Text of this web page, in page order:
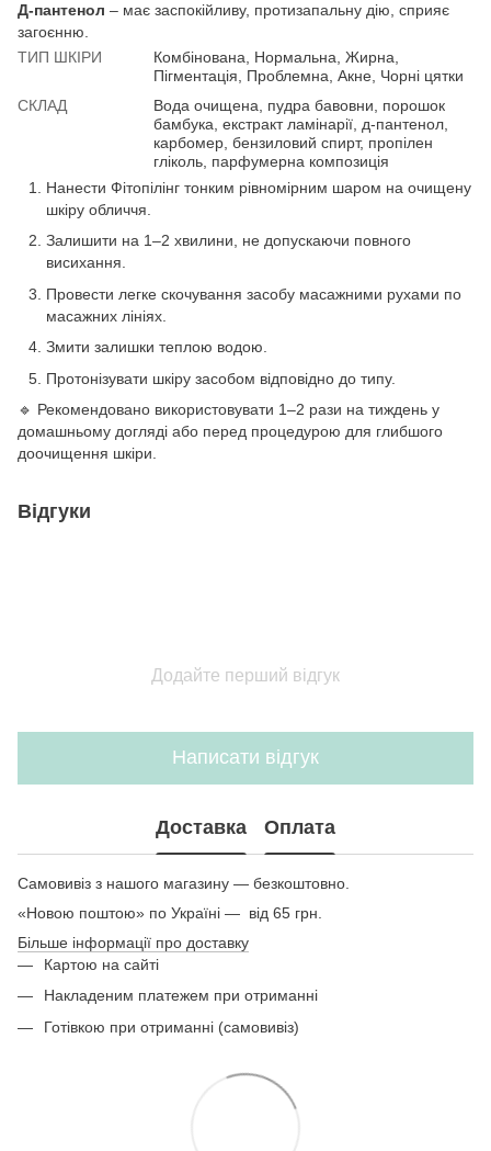
Д-пантенол – має заспокійливу, протизапальну дію, сприяє
загоєнню.
ТИП ШКІРИ
Комбінована, Нормальна, Жирна,
Пігментація, Проблемна, Акне, Чорні цятки
СКЛАД
Вода очищена, пудра бавовни, порошок
бамбука, екстракт ламінарії, д-пантенол,
карбомер, бензиловий спирт, пропілен
гліколь, парфумерна композиція
Нанести Фітопілінг тонким рівномірним шаром на очищену
шкіру обличчя.
Залишити на 1–2 хвилини, не допускаючи повного
висихання.
Провести легке скочування засобу масажними рухами по
масажних лініях.
Змити залишки теплою водою.
Протонізувати шкіру засобом відповідно до типу.
🔹 Рекомендовано використовувати 1–2 рази на тиждень у
домашньому догляді або перед процедурою для глибшого
доочищення шкіри.
Відгуки
Додайте перший відгук
Написати відгук
Доставка Оплата
Самовивіз з нашого магазину — безкоштовно.
«Новою поштою» по Україні — від 65 грн.
Більше інформації про доставку
Картою на сайті
Накладеним платежем при отриманні
Готівкою при отриманні (самовивіз)